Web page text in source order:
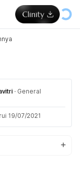
· General
19/07/2021